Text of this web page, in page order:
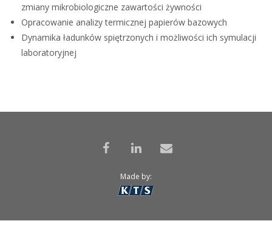
zmiany mikrobiologiczne zawartości żywności
Opracowanie analizy termicznej papierów bazowych
Dynamika ładunków spiętrzonych i możliwości ich symulacji
laboratoryjnej
Made by: